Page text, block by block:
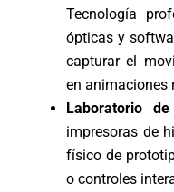
Tecnología
ópticas y
capturar el
en animaciones
Laboratorio
impresoras de
físico de
o controles